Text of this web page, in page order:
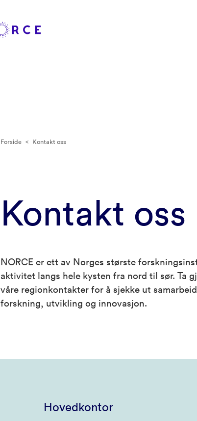
Forside < Kontakt oss
Kontakt oss
NORCE er ett av Norges største
aktivitet langs hele kysten fra nord til sør. Ta
våre regionkontakter for å sjekke ut
forskning, utvikling og innovasjon.
Hovedkontor